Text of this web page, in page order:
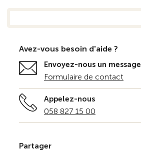
Avez-vous besoin d'aide ?
Envoyez-nous un message
Formulaire de contact
Appelez-nous
058 827 15 00
Partager